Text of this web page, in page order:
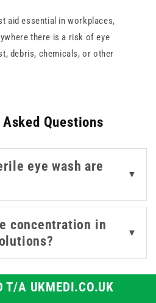
aid essential in workplaces,
there is a risk of eye
debris, chemicals, or other
with a sterile saline solution
range of formats to suit
use 20ml saline pods and
first aid kits through to 250ml
for treatment rooms and
stations are also
mountable solution with
ready for immediate use.
browse our range offirst
Questions
eye wash are
▼
concentration in
▼
T/A UKMEDI.CO.UK